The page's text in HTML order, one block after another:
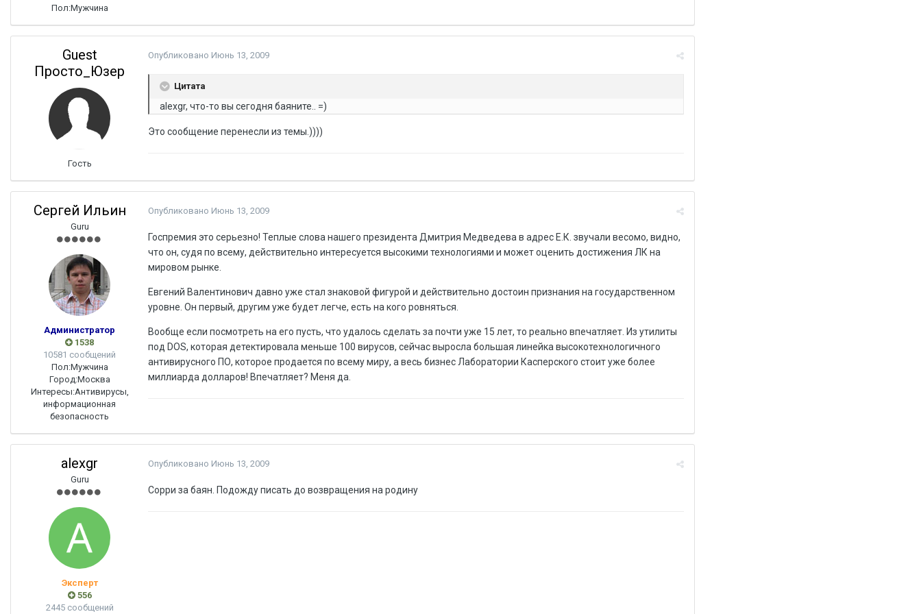
Пол:Мужчина
Guest
Просто_Юзер
Гость
Опубликовано Июнь 13, 2009
Цитата
alexgr, что-то вы сегодня баяните.. =)
Это сообщение перенесли из темы.))))
Сергей Ильин
Guru
Администратор
1538
10581 сообщений
Пол:Мужчина
Город:Москва
Интересы:Антивирусы,
информационная
безопасность
Опубликовано Июнь 13, 2009
Госпремия это серьезно! Теплые слова нашего президента Дмитрия Медведева в адрес Е.К. звучали весомо, видно,
что он, судя по всему, действительно интересуется высокими технологиями и может оценить достижения ЛК на
мировом рынке.
Евгений Валентинович давно уже стал знаковой фигурой и действительно достоин признания на государственном
уровне. Он первый, другим уже будет легче, есть на кого ровняться.
Вообще если посмотреть на его пусть, что удалось сделать за почти уже 15 лет, то реально впечатляет. Из утилиты
под DOS, которая детектировала меньше 100 вирусов, сейчас выросла большая линейка высокотехнологичного
антивирусного ПО, которое продается по всему миру, а весь бизнес Лаборатории Касперского стоит уже более
миллиарда долларов! Впечатляет? Меня да.
alexgr
Guru
Эксперт
556
2445 сообщений
Опубликовано Июнь 13, 2009
Сорри за баян. Подожду писать до возвращения на родину